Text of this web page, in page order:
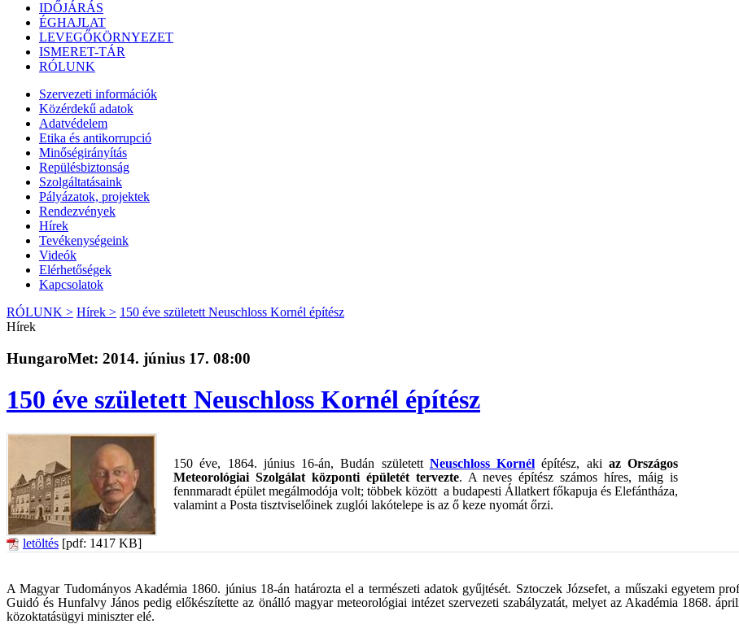
IDŐJÁRÁS
ÉGHAJLAT
LEVEGŐKÖRNYEZET
ISMERET-TÁR
RÓLUNK
Szervezeti információk
Közérdekű adatok
Adatvédelem
Etika és antikorrupció
Minőségirányítás
Repülésbiztonság
Szolgáltatásaink
Pályázatok, projektek
Rendezvények
Hírek
Tevékenységeink
Videók
Elérhetőségek
Kapcsolatok
RÓLUNK > Hírek > 150 éve született Neuschloss Kornél építész
Hírek
HungaroMet: 2014. június 17. 08:00
150 éve született Neuschloss Kornél építész
150 éve, 1864. június 16-án, Budán született Neuschloss Kornél építész, aki az Országos
Meteorológiai Szolgálat központi épületét tervezte. A neves építész számos híres, máig is
fennmaradt épület megálmodója volt; többek között a budapesti Állatkert főkapuja és Elefántháza,
valamint a Posta tisztviselőinek zuglói lakótelepe is az ő keze nyomát őrzi.
letöltés [pdf: 1417 KB]
A Magyar Tudományos Akadémia 1860. június 18-án határozta el a természeti adatok gyűjtését. Sztoczek Józsefet, a műszaki egyetem
Guidó és Hunfalvy János pedig előkészítette az önálló magyar meteorológiai intézet szervezeti szabályzatát, melyet az Akadémia 1868.
közoktatásügyi miniszter elé.